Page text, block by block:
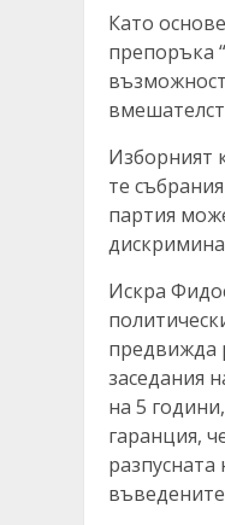
Като
препоръка
Изборният
те
партия
Искра
предвижда
заседания
на 5
гаранция,